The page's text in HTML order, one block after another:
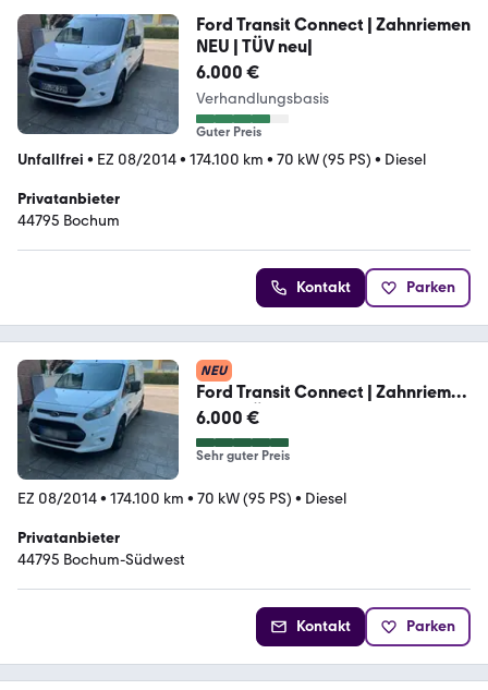
Ford Transit Connect | Zahnriemen
NEU | TÜV neu|
6.000 €
Verhandlungsbasis
Guter Preis
Unfallfrei • EZ 08/2014• 174.100 km • 70 kW (95 PS) • Diesel
Privatanbieter
44795 Bochum
Kontakt Parken
NEU
Ford Transit Connect | Zahnriemen
NEU | TÜ...
6.000 €
Sehr guter Preis
EZ 08/2014• 174.100 km • 70 kW (95 PS) • Diesel
Privatanbieter
44795 Bochum-Südwest
Kontakt Parken